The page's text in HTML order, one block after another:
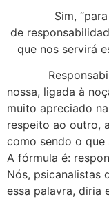
Sim, “para
de
que nos servirá
nossa, ligada à
muito apreciado
respeito ao outro,
como sendo o que
A fórmula é:
Nós, psicanalistas
essa palavra, diria